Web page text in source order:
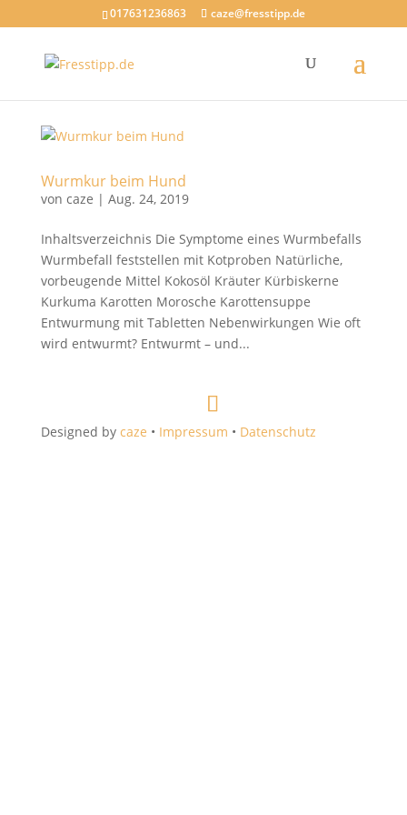
017631236863 caze@fresstipp.de
Wurmkur beim Hund
von caze | Aug. 24, 2019
Inhaltsverzeichnis Die Symptome eines Wurmbefalls
Wurmbefall feststellen mit Kotproben Natürliche,
vorbeugende Mittel Kokosöl Kräuter Kürbiskerne
Kurkuma Karotten Morosche Karottensuppe
Entwurmung mit Tabletten Nebenwirkungen Wie oft
wird entwurmt? Entwurmt – und...
Designed by caze • Impressum • Datenschutz